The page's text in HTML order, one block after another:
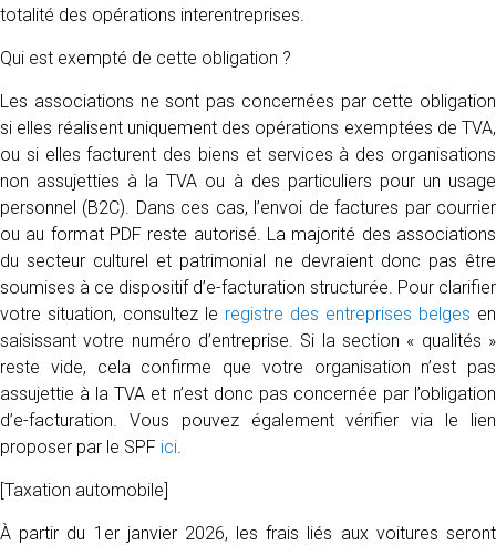
totalité des opérations interentreprises.
Qui est exempté de cette obligation ?
Les associations ne sont pas concernées par cette obligation
si elles réalisent uniquement des opérations exemptées de TVA,
ou si elles facturent des biens et services à des organisations
non assujetties à la TVA ou à des particuliers pour un usage
personnel (B2C). Dans ces cas, l’envoi de factures par courrier
ou au format PDF reste autorisé. La majorité des associations
du secteur culturel et patrimonial ne devraient donc pas être
soumises à ce dispositif d’e-facturation structurée. Pour clarifier
votre situation, consultez le registre des entreprises belges en
saisissant votre numéro d’entreprise. Si la section « qualités »
reste vide, cela confirme que votre organisation n’est pas
assujettie à la TVA et n’est donc pas concernée par l’obligation
d’e-facturation. Vous pouvez également vérifier via le lien
proposer par le SPF ici.
[Taxation automobile]
À partir du 1er janvier 2026, les frais liés aux voitures seront